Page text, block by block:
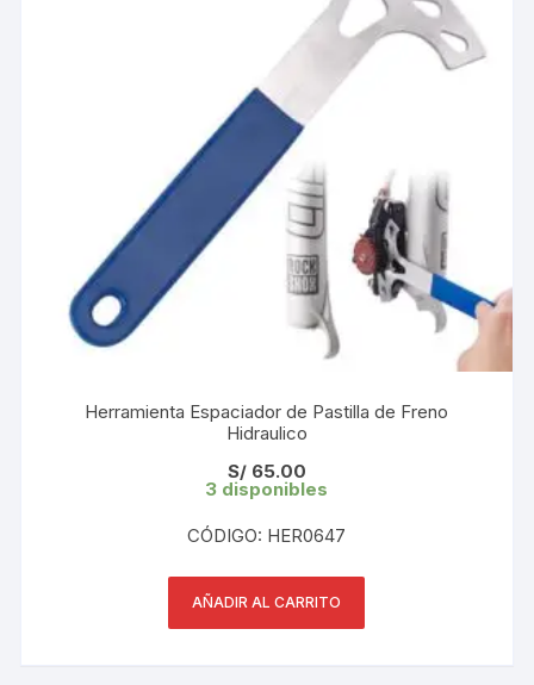
Herramienta Espaciador de Pastilla de Freno
Hidraulico
S/65.00
3 disponibles
CÓDIGO: HER0647
AÑADIR AL CARRITO